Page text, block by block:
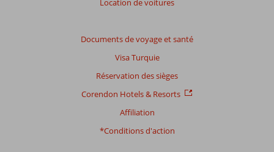
Location de voitures
Documents de voyage et santé
Visa Turquie
Réservation des sièges
Corendon Hotels & Resorts
Affiliation
*Conditions d'action